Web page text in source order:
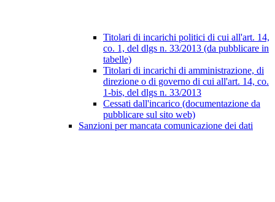
Titolari di incarichi politici di cui all'art. 14,
co. 1, del dlgs n. 33/2013 (da pubblicare in
tabelle)
Titolari di incarichi di amministrazione, di
direzione o di governo di cui all'art. 14, co.
1-bis, del dlgs n. 33/2013
Cessati dall'incarico (documentazione da
pubblicare sul sito web)
Sanzioni per mancata comunicazione dei dati